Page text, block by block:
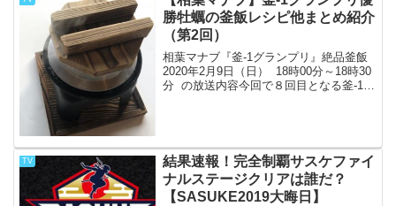
勝牡蠣の釜飯レシピ他まとめ紹介
（第2回）
相葉マナブ『釜-1グランプリ』絶品釜飯
2020年2月9日（日） 18時00分～18時30
分 の放送内容今回で８回目となる釜‐1グ
TV
結果速報！完全制覇サスケファイ
ナルステージクリアは誰だ？
【SASUKE2019大晦日】